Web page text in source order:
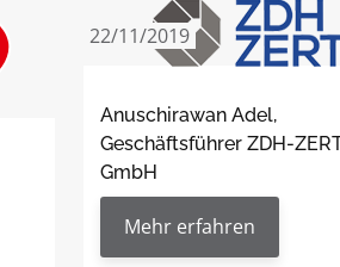
22/11/2019
Anuschirawan Adel,
Geschäftsführer ZDH-
GmbH
Mehr erfahren